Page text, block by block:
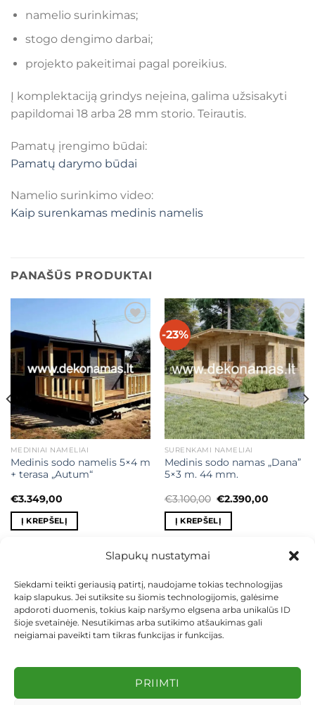
Slapukų nustatymai
Siekdami teikti geriausią patirtį, naudojame tokias technologijas
kaip slapukus. Jei sutiksite su šiomis technologijomis, galėsime
apdoroti duomenis, tokius kaip naršymo elgsena arba unikalūs ID
šioje svetainėje. Nesutikimas arba sutikimo atšaukimas gali
neigiamai paveikti tam tikras funkcijas ir funkcijas.
PRIIMTI
namelio surinkimas;
stogo dengimo darbai;
projekto pakeitimai pagal poreikius.
Į komplektaciją grindys neįeina, galima užsisakyti
papildomai 18 arba 28 mm storio. Teirautis.
Pamatų įrengimo būdai:
Pamatų darymo būdai
Namelio surinkimo video:
Kaip surenkamas medinis namelis
PANAŠŪS PRODUKTAI
Mėgstamiausias
MEDINIAI NAMELIAI
Medinis sodo namelis 5×4 m
+ terasa „Autum“
€3.349,00
Į KREPŠELĮ
-23% Mėgstamiausias
SURENKAMI NAMELIAI
Medinis sodo namas „Dana”
5×3 m. 44 mm.
€3.100,00 Original
was:
€3.100,00.
€2.390,00Current
Į KREPŠELĮ
KONTAKTAI
INDIVIDUALŪS PROJEKTAI
MOKĖJIMAS LIZINGU
PIRKIMO TAISYKLĖS
PRISTATYMAS
KEITIMAS IR GRĄŽINIMAS
PRIVATUMO POLITIKA